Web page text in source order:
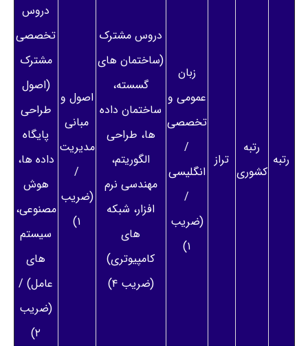
رتبه
رتبه
کشوری
تراز
زبان
عمومی و
تخصصی
/
انگلیسی
/
(ضریب
۱)
دروس مشترک
(ساختمان های
گسسته،
ساختمان داده
ها، طراحی
الگوریتم،
مهندسی نرم
افزار، شبکه
های
کامپیوتری)
(ضریب ۴)
اصول و
مبانی
مدیریت
/
(ضریب
۱)
دروس
تخصصی
مشترک
(اصول
طراحی
پایگاه
داده ها،
هوش
مصنوعی،
سیستم
های
عامل) /
(ضریب
۲)